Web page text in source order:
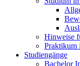
Hinweise
Praktikum
Studiengänge
Bachelor